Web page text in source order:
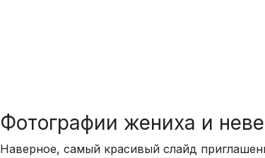
Фотографии жениха и
Наверное, самый красивый слайд